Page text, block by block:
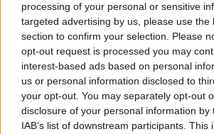
processing of your personal or sensitive
targeted advertising by us, please use the
section to confirm your selection. Please
opt-out request is processed you may
interest-based ads based on personal
us or personal information disclosed to
your opt-out. You may separately opt-out
disclosure of your personal information by
IAB’s list of downstream participants. This